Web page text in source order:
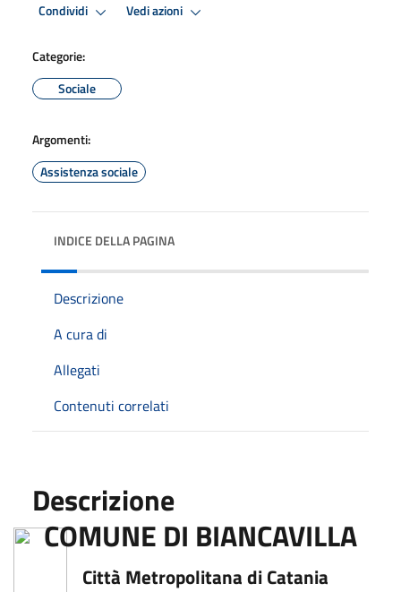
Condividi Vedi azioni
Categorie:
Sociale
Argomenti:
Assistenza sociale
INDICE DELLA PAGINA
Descrizione
A cura di
Allegati
Contenuti correlati
Descrizione
COMUNE DI BIANCAVILLA
Città Metropolitana di Catania